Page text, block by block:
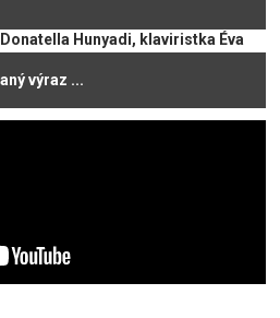
Hunyadi, klaviristka Éva
Ágnes Gaál Zöld.